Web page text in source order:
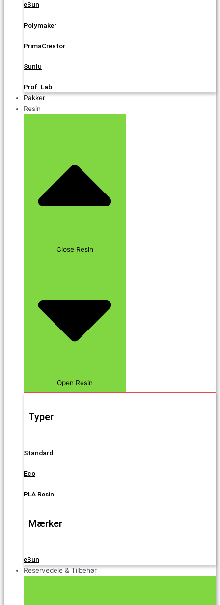
eSun
Polymaker
PrimaCreator
Sunlu
Prof. Lab
Pakker
Resin
Close Resin
Open Resin
Typer
Standard
Eco
PLA Resin
Mærker
eSun
Reservedele & Tilbehør